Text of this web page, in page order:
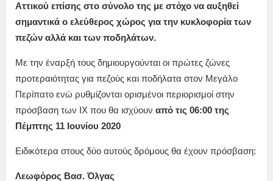
Αττικού επίσης στο σύνολο της με στόχο να αυξηθεί
σημαντικά ο ελεύθερος χώρος για την κυκλοφορία των
πεζών αλλά και των ποδηλάτων.
Με την έναρξή τους δημιουργούνται οι πρώτες ζώνες
προτεραιότητας για πεζούς και ποδήλατα στον Μεγάλο
Περίπατο ενώ ρυθμίζονται ορισμένοι περιορισμοί στην
πρόσβαση των ΙΧ που θα ισχύουν από τις 06:00 της
Πέμπτης 11 Ιουνίου 2020
Ειδικότερα στους δύο αυτούς δρόμους θα έχουν πρόσβαση:
Λεωφόρος Βασ. Όλγας